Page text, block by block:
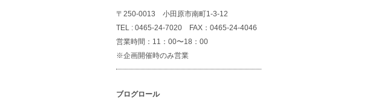
〒250-0013 小田原市南町1-3-12
TEL : 0465-24-7020 FAX：0465-24-4046
営業時間：11：00〜18：00
※企画開催時のみ営業
ブログロール